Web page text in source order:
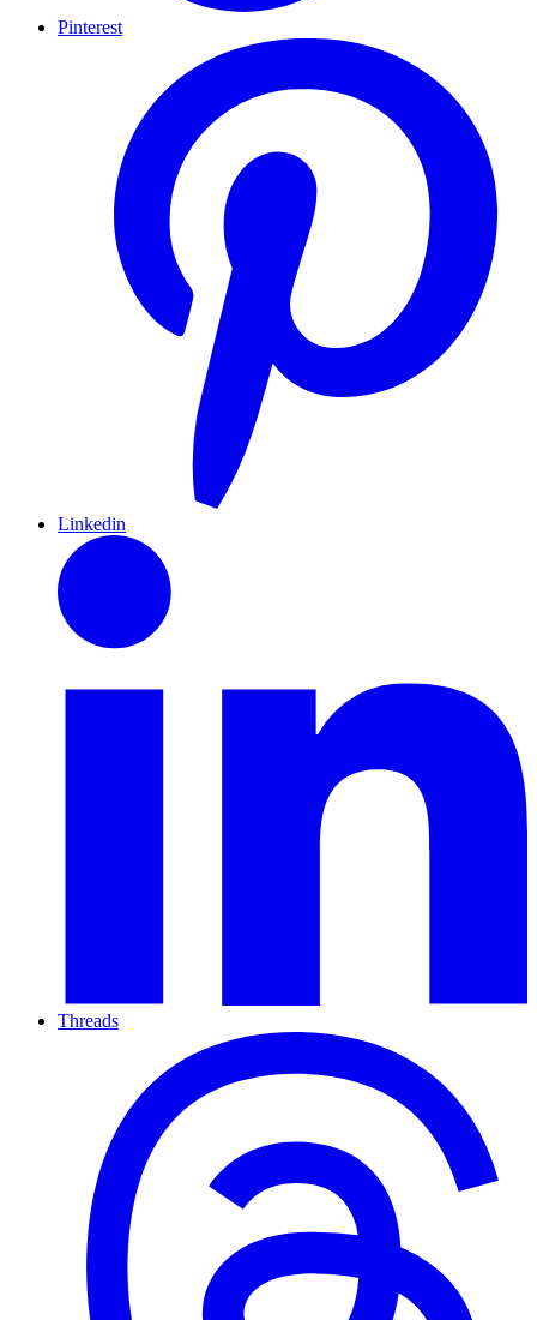
Pinterest
Linkedin
Threads